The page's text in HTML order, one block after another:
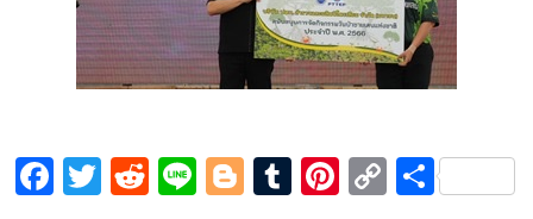
F T R Li Bl T Pi C S